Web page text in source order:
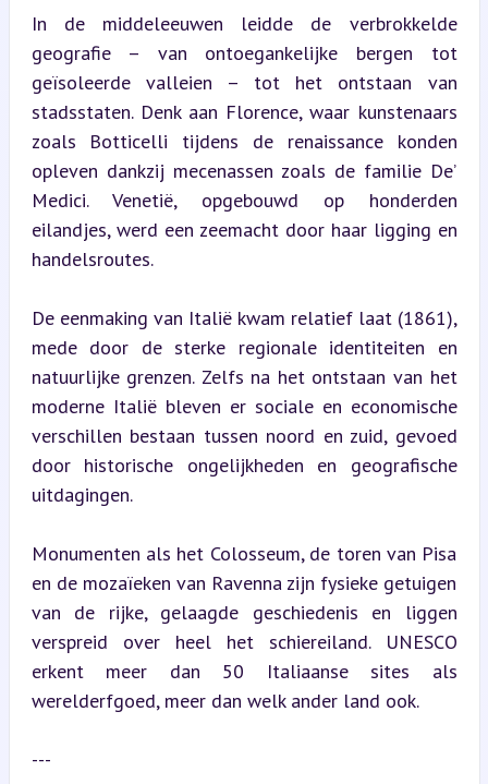
In de middeleeuwen leidde de verbrokkelde
geografie – van ontoegankelijke bergen tot
geïsoleerde valleien – tot het ontstaan van
stadsstaten. Denk aan Florence, waar kunstenaars
zoals Botticelli tijdens de renaissance konden
opleven dankzij mecenassen zoals de familie De’
Medici. Venetië, opgebouwd op honderden
eilandjes, werd een zeemacht door haar ligging en
handelsroutes.
De eenmaking van Italië kwam relatief laat (1861),
mede door de sterke regionale identiteiten en
natuurlijke grenzen. Zelfs na het ontstaan van het
moderne Italië bleven er sociale en economische
verschillen bestaan tussen noord en zuid, gevoed
door historische ongelijkheden en geografische
uitdagingen.
Monumenten als het Colosseum, de toren van Pisa
en de mozaïeken van Ravenna zijn fysieke getuigen
van de rijke, gelaagde geschiedenis en liggen
verspreid over heel het schiereiland. UNESCO
erkent meer dan 50 Italiaanse sites als
werelderfgoed, meer dan welk ander land ook.
---